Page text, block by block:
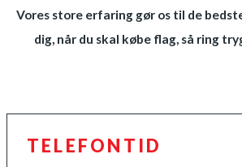
Vores store erfaring gør os til de
dig, når du skal købe flag, så ring
TELEFONTID